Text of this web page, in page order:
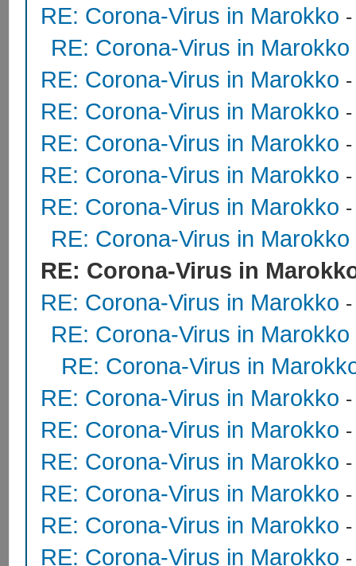
RE: Corona-Virus in Marokko
RE: Corona-Virus in Marokko
RE: Corona-Virus in Marokko
RE: Corona-Virus in Marokko
RE: Corona-Virus in Marokko
RE: Corona-Virus in Marokko
RE: Corona-Virus in Marokko
RE: Corona-Virus in Marokko
RE: Corona-Virus in
RE: Corona-Virus in Marokko
RE: Corona-Virus in Marokko
RE: Corona-Virus in
RE: Corona-Virus in Marokko
RE: Corona-Virus in Marokko
RE: Corona-Virus in Marokko
RE: Corona-Virus in Marokko
RE: Corona-Virus in Marokko
RE: Corona-Virus in Marokko